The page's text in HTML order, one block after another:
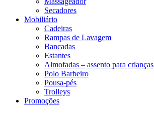
Secadores
Mobiliário
Cadeiras
Rampas de Lavagem
Bancadas
Estantes
Almofadas – assento para crianças
Polo Barbeiro
Pousa-pés
Trolleys
Promoções